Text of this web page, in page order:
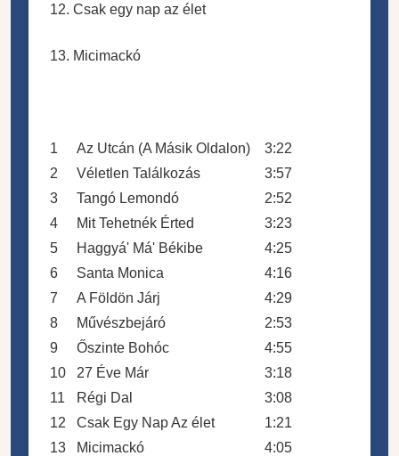
12. Csak egy nap az élet
13. Micimackó
1 Az Utcán (A Másik Oldalon) 3:22
2
Véletlen Találkozás
3:57
3
Tangó Lemondó
2:52
4
Mit Tehetnék Érted
3:23
5
Haggyá' Má' Békibe
4:25
6
Santa Monica
4:16
7
A Földön Járj
4:29
8
Művészbejáró
2:53
9
Őszinte Bohóc
4:55
10
27 Éve Már
3:18
11
Régi Dal
3:08
12 Csak Egy Nap Az élet
1:21
13
Micimackó 4:05